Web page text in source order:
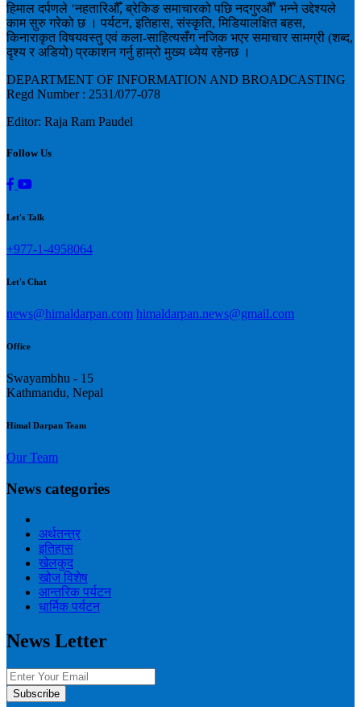
हिमाल दर्पणले ‘नहतारिऔँ, ब्रेकिङ समाचारको पछि नदगुरऔँ’ भन्ने उद्देश्यले
काम सुरु गरेको छ । पर्यटन, इतिहास, संस्कृति, मिडियालक्षित बहस,
किनाराकृत विषयवस्तु एवं कला-साहित्यसँग नजिक भएर समाचार सामग्री (शब्द,
दृश्य र अडियो) प्रकाशन गर्नु हाम्रो मुख्य ध्येय रहेनछ ।
DEPARTMENT OF INFORMATION AND BROADCASTING
Regd Number : 2531/077-078
Editor: Raja Ram Paudel
Follow Us
Let's Talk
+977-1-4958064
Let's Chat
news@himaldarpan.com himaldarpan.news@gmail.com
Office
Swayambhu - 15
Kathmandu, Nepal
Himal Darpan Team
Our Team
News categories
अर्थतन्त्र
इतिहास
खेलकुद
खोज विशेष
आन्तरिक पर्यटन
धार्मिक पर्यटन
News Letter